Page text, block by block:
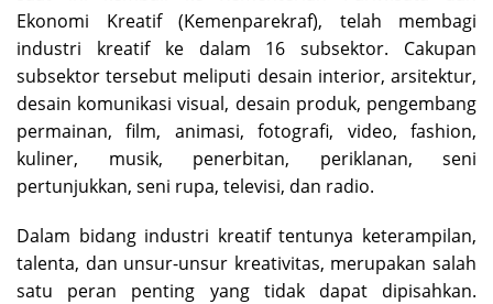
Ekonomi Kreatif (Kemenparekraf), telah membagi
industri kreatif ke dalam 16 subsektor. Cakupan
subsektor tersebut meliputi desain interior, arsitektur,
desain komunikasi visual, desain produk, pengembang
permainan, film, animasi, fotografi, video, fashion,
kuliner, musik, penerbitan, periklanan, seni
pertunjukkan, seni rupa, televisi, dan radio.
Dalam bidang industri kreatif tentunya keterampilan,
talenta, dan unsur-unsur kreativitas, merupakan salah
satu peran penting yang tidak dapat dipisahkan.